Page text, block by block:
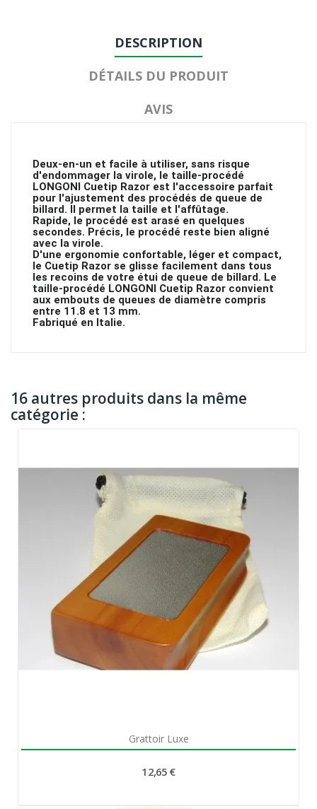
DESCRIPTION
DÉTAILS DU PRODUIT
AVIS
Deux-en-un et facile à utiliser, sans risque
d'endommager la virole, le taille-procédé
LONGONI Cuetip Razor est l'accessoire parfait
pour l'ajustement des procédés de queue de
billard. Il permet la taille et l'affûtage.
Rapide, le procédé est arasé en quelques
secondes. Précis, le procédé reste bien aligné
avec la virole.
D'une ergonomie confortable, léger et compact,
le Cuetip Razor se glisse facilement dans tous
les recoins de votre étui de queue de billard. Le
taille-procédé LONGONI Cuetip Razor convient
aux embouts de queues de diamètre compris
entre 11.8 et 13 mm.
Fabriqué en Italie.
16 autres produits dans la même
catégorie :
Grattoir Luxe
12,65 €